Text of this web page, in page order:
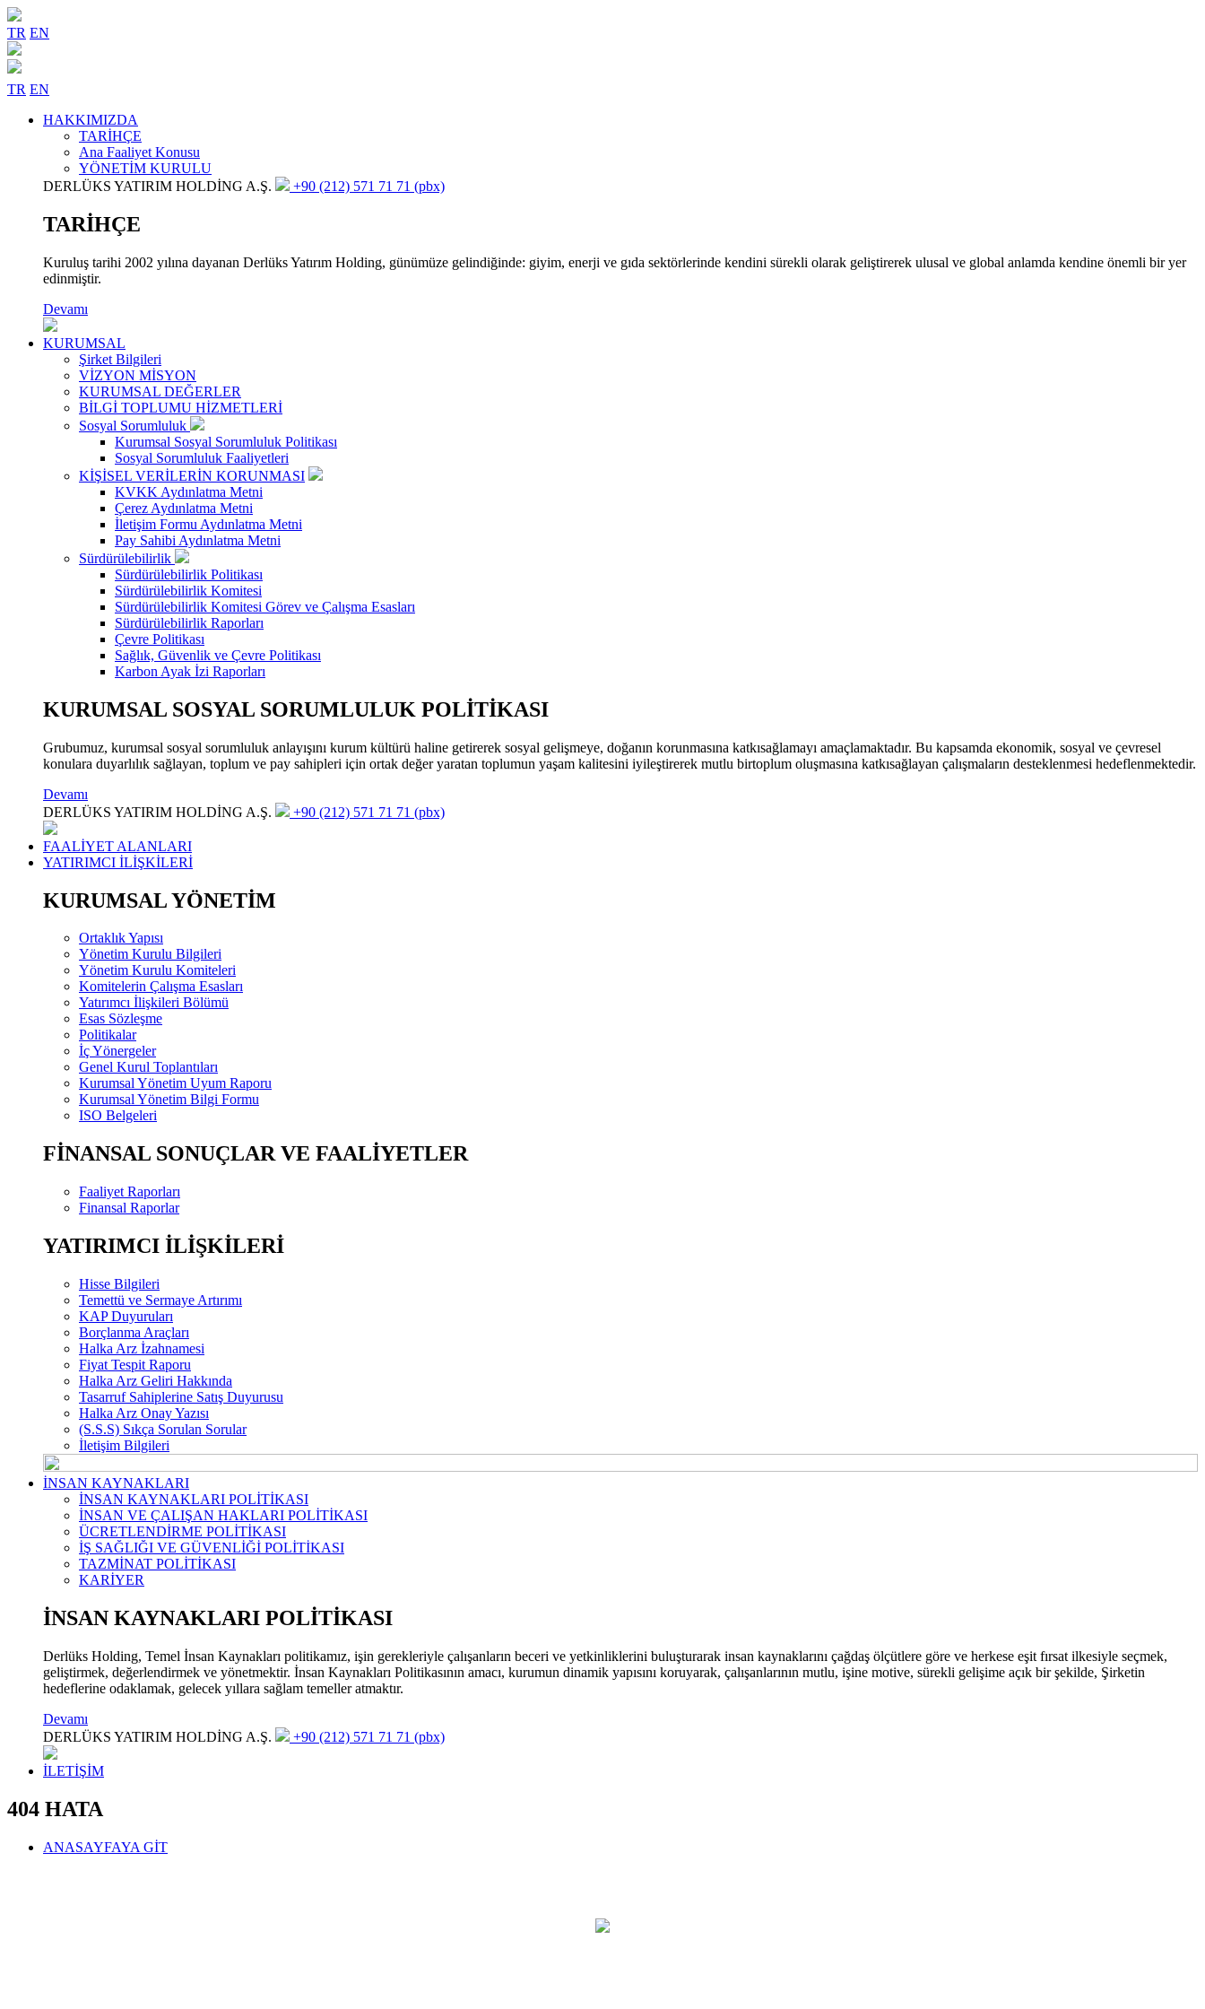
TR EN
TR EN
HAKKIMIZDA
TARİHÇE
Ana Faaliyet Konusu
YÖNETİM KURULU
DERLÜKS YATIRIM HOLDİNG A.Ş.
+90 (212) 571 71 71 (pbx)
TARİHÇE
Kuruluş tarihi 2002 yılına dayanan Derlüks Yatırım Holding, günümüze gelindiğinde: giyim, enerji ve gıda sektörlerinde kendini sürekli olarak geliştirerek ulusal ve global anlamda kendine önemli bir yer
edinmiştir.
Devamı
KURUMSAL
Şirket Bilgileri
VİZYON MİSYON
KURUMSAL DEĞERLER
BİLGİ TOPLUMU HİZMETLERİ
Sosyal Sorumluluk
Kurumsal Sosyal Sorumluluk Politikası
Sosyal Sorumluluk Faaliyetleri
KİŞİSEL VERİLERİN KORUNMASI
KVKK Aydınlatma Metni
Çerez Aydınlatma Metni
İletişim Formu Aydınlatma Metni
Pay Sahibi Aydınlatma Metni
Sürdürülebilirlik
Sürdürülebilirlik Politikası
Sürdürülebilirlik Komitesi
Sürdürülebilirlik Komitesi Görev ve Çalışma Esasları
Sürdürülebilirlik Raporları
Çevre Politikası
Sağlık, Güvenlik ve Çevre Politikası
Karbon Ayak İzi Raporları
KURUMSAL SOSYAL SORUMLULUK POLİTİKASI
Grubumuz, kurumsal sosyal sorumluluk anlayışını kurum kültürü haline getirerek sosyal gelişmeye, doğanın korunmasına katkısağlamayı amaçlamaktadır. Bu kapsamda ekonomik, sosyal ve çevresel
konulara duyarlılık sağlayan, toplum ve pay sahipleri için ortak değer yaratan toplumun yaşam kalitesini iyileştirerek mutlu birtoplum oluşmasına katkısağlayan çalışmaların desteklenmesi hedeflenmektedir.
Devamı
DERLÜKS YATIRIM HOLDİNG A.Ş.
+90 (212) 571 71 71 (pbx)
FAALİYET ALANLARI
YATIRIMCI İLİŞKİLERİ
KURUMSAL YÖNETİM
Ortaklık Yapısı
Yönetim Kurulu Bilgileri
Yönetim Kurulu Komiteleri
Komitelerin Çalışma Esasları
Yatırımcı İlişkileri Bölümü
Esas Sözleşme
Politikalar
İç Yönergeler
Genel Kurul Toplantıları
Kurumsal Yönetim Uyum Raporu
Kurumsal Yönetim Bilgi Formu
ISO Belgeleri
FİNANSAL SONUÇLAR VE FAALİYETLER
Faaliyet Raporları
Finansal Raporlar
YATIRIMCI İLİŞKİLERİ
Hisse Bilgileri
Temettü ve Sermaye Artırımı
KAP Duyuruları
Borçlanma Araçları
Halka Arz İzahnamesi
Fiyat Tespit Raporu
Halka Arz Geliri Hakkında
Tasarruf Sahiplerine Satış Duyurusu
Halka Arz Onay Yazısı
(S.S.S) Sıkça Sorulan Sorular
İletişim Bilgileri
İNSAN KAYNAKLARI
İNSAN KAYNAKLARI POLİTİKASI
İNSAN VE ÇALIŞAN HAKLARI POLİTİKASI
ÜCRETLENDİRME POLİTİKASI
İŞ SAĞLIĞI VE GÜVENLİĞİ POLİTİKASI
TAZMİNAT POLİTİKASI
KARİYER
İNSAN KAYNAKLARI POLİTİKASI
Derlüks Holding, Temel İnsan Kaynakları politikamız, işin gerekleriyle çalışanların beceri ve yetkinliklerini buluşturarak insan kaynaklarını çağdaş ölçütlere göre ve herkese eşit fırsat ilkesiyle seçmek,
geliştirmek, değerlendirmek ve yönetmektir. İnsan Kaynakları Politikasının amacı, kurumun dinamik yapısını koruyarak, çalışanlarının mutlu, işine motive, sürekli gelişime açık bir şekilde, Şirketin
hedeflerine odaklamak, gelecek yıllara sağlam temeller atmaktır.
Devamı
DERLÜKS YATIRIM HOLDİNG A.Ş.
+90 (212) 571 71 71 (pbx)
İLETİŞİM
404 HATA
ANASAYFAYA GİT